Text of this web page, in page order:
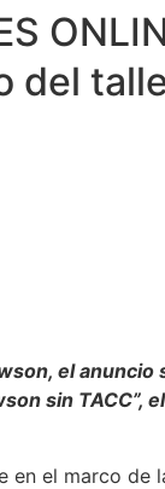
del
elanuncio
sin TACC”,
en el marco de